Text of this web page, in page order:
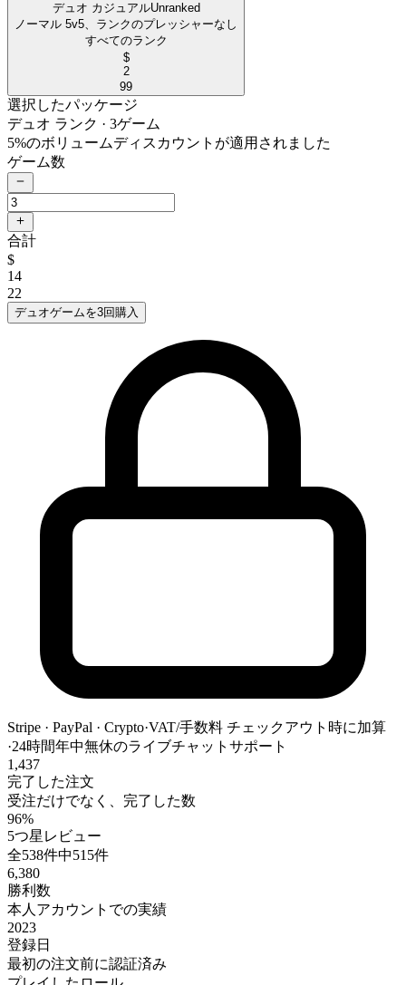
デュオ カジュアルUnranked
ノーマル 5v5、ランクのプレッシャーなし
すべてのランク
$
2
99
選択したパッケージ
デュオ ランク · 3ゲーム
5%のボリュームディスカウントが適用されました
ゲーム数
合計
$
14
22
デュオゲームを3回購入
Stripe · PayPal · Crypto·VAT/手数料 チェックアウト時に加算
·24時間年中無休のライブチャットサポート
1,437
完了した注文
受注だけでなく、完了した数
96%
5つ星レビュー
全538件中515件
6,380
勝利数
本人アカウントでの実績
2023
登録日
最初の注文前に認証済み